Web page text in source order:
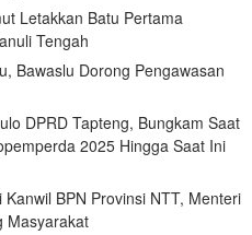
Letakkan Batu Pertama
Tengah
Bawaslu Dorong Pengawasan
DPRD Tapteng, Bungkam Saat
2025 Hingga Saat Ini
BPN Provinsi NTT, Menteri
Masyarakat